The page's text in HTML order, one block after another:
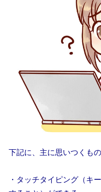
下記に、主に思いつくも
・タッチタイピング（キ